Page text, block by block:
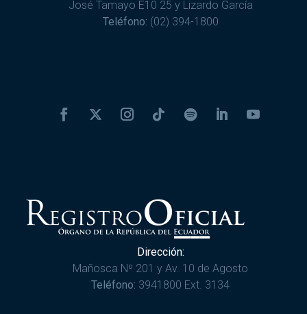
José Tamayo E10 25 y Lizardo García
Teléfono: (02) 394-1800
Dirección:
Mañosca Nº 201 y Av. 10 de Agosto
Teléfono: 3941800 Ext. 3134